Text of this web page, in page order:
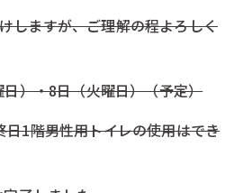
しますが、ご理解の程よろしく
）・8日（火曜日）（予定）
日1階男性用トイレの使用はでき